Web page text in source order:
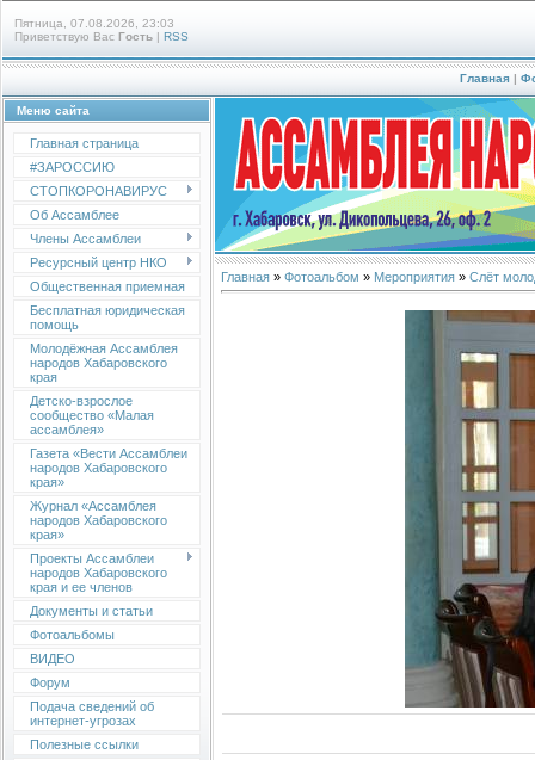
Пятница, 07.08.2026, 23:03
Приветствую Вас Гость | RSS
Главная |
Меню сайта
Главная страница
#ЗАРОССИЮ
СТОПКОРОНАВИРУС
Об Ассамблее
Члены Ассамблеи
Ресурсный центр НКО
Общественная приемная
Бесплатная юридическая
помощь
Молодёжная Ассамблея
народов Хабаровского
края
Детско-взрослое
сообщество «Малая
ассамблея»
Газета «Вести Ассамблеи
народов Хабаровского
края»
Журнал «Ассамблея
народов Хабаровского
края»
Проекты Ассамблеи
народов Хабаровского
края и ее членов
Документы и статьи
Фотоальбомы
ВИДЕО
Форум
Подача сведений об
интернет-угрозах
Полезные ссылки
Главная » Фотоальбом » Мероприятия » Слёт